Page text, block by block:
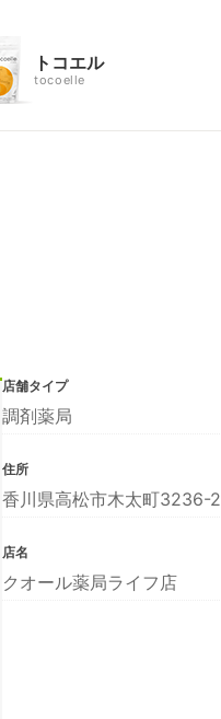
トコエル
tocoelle
店舗タイプ
調剤薬局
住所
香川県高松市木太町3236-2
店名
クオール薬局ライフ店